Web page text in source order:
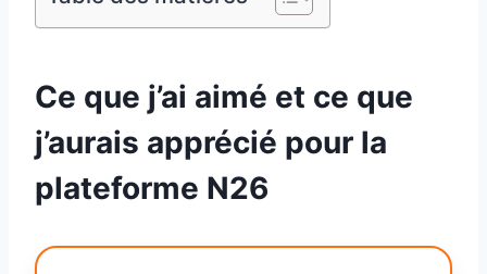
Ce que j’ai aimé et ce que
j’aurais apprécié pour la
plateforme N26